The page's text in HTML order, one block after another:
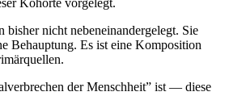
Kohorte vorgelegt.
bisher nicht nebeneinandergelegt. Sie
Behauptung. Es ist eine Komposition
der Menschheit” ist — diese